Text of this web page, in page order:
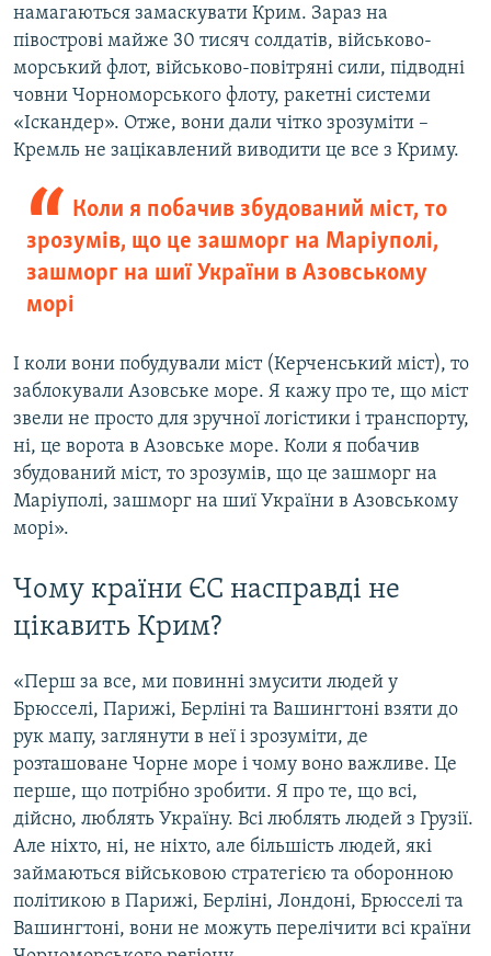
намагаються замаскувати Крим. Зараз на
півострові майже 30 тисяч солдатів, військово-
морський флот, військово-повітряні сили, підводні
човни Чорноморського флоту, ракетні системи
«Іскандер». Отже, вони дали чітко зрозуміти –
Кремль не зацікавлений виводити це все з Криму.
Коли я побачив збудований міст, то
зрозумів, що це зашморг на Маріуполі,
зашморг на шиї України в Азовському
морі
І коли вони побудували міст (Керченський міст), то
заблокували Азовське море. Я кажу про те, що міст
звели не просто для зручної логістики і транспорту,
ні, це ворота в Азовське море. Коли я побачив
збудований міст, то зрозумів, що це зашморг на
Маріуполі, зашморг на шиї України в Азовському
морі».
Чому країни ЄС насправді не
цікавить Крим?
«Перш за все, ми повинні змусити людей у
Брюсселі, Парижі, Берліні та Вашингтоні взяти до
рук мапу, заглянути в неї і зрозуміти, де
розташоване Чорне море і чому воно важливе. Це
перше, що потрібно зробити. Я про те, що всі,
дійсно, люблять Україну. Всі люблять людей з Грузії.
Але ніхто, ні, не ніхто, але більшість людей, які
займаються військовою стратегією та оборонною
політикою в Парижі, Берліні, Лондоні, Брюсселі та
Вашингтоні, вони не можуть перелічити всі країни